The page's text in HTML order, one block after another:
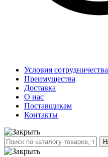
Условия сотрудничества
Преимущества
Доставка
О нас
Поставщикам
Контакты